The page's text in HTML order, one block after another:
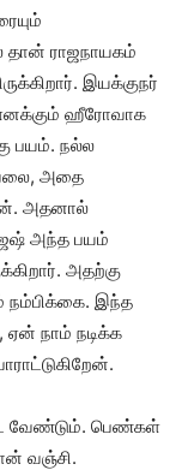
ராஜநாயகம்
இயக்குநர்
ஹீரோவாக
பயம். நல்ல
அதை
அதனால்
அந்த பயம்
அதற்கு
நம்பிக்கை. இந்த
ஏன் நாம் நடிக்க
வேண்டும். பெண்கள்
வஞ்சி.